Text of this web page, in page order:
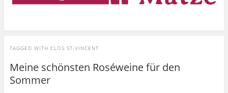
TAGGED WITH CLOS ST-VINCENT
Meine schönsten Roséweine für den
Sommer